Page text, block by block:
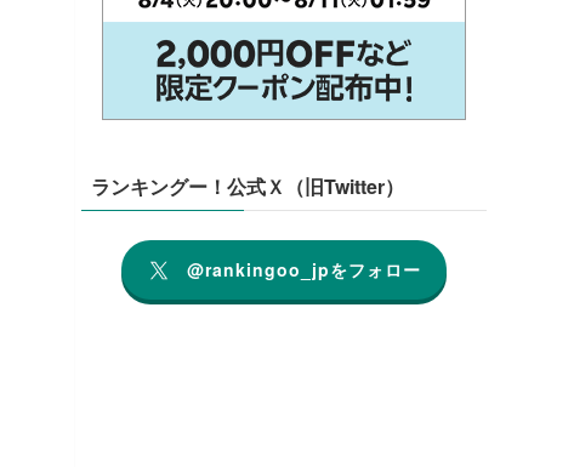
ランキングー！公式Ｘ（旧Twitter）
@rankingoo_jpをフォロー